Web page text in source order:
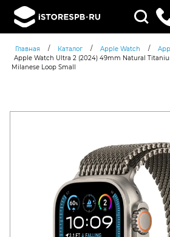
Поиск
товаров
Главная / Каталог / Apple Watch /
Apple Watch Ultra 2 (2024) 49mm Natural
Milanese Loop Small